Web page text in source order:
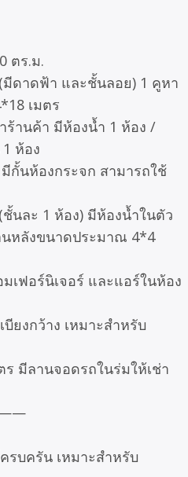
ตร.ม.
ดาดฟ้า และชั้นลอย) 1 คูหา
เมตร
ร้านค้า มีห้องน้ำ 1 ห้อง /
ห้อง
กั้นห้องกระจก สามารถใช้
นละ 1 ห้อง) มีห้องน้ำในตัว
หลังขนาดประมาณ 4*4
เฟอร์นิเจอร์ และแอร์ในห้อง
ยงกว้าง เหมาะสำหรับ
มีลานจอดรถในร่มให้เช่า
บครัน เหมาะสำหรับ